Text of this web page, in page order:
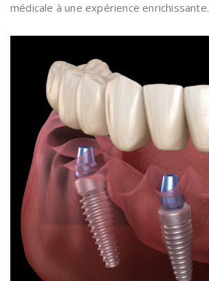
médicale à une expérience enrichissante.